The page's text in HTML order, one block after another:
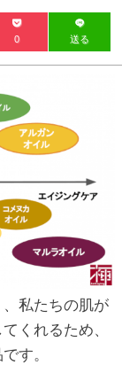
0 送る
私たちの肌が
くれるため、
す。